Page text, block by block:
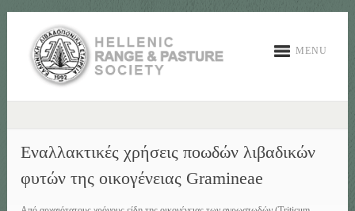
MENU
Εναλλακτικές χρήσεις ποωδών λιβαδικών
φυτών της οικογένειας Gramineae